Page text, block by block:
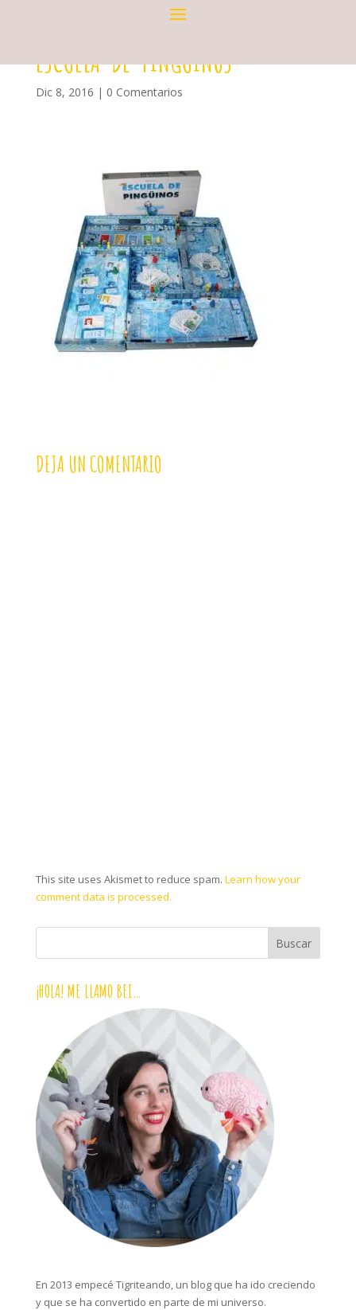
ESCUELA-DE-PINGUINOS
Dic 8, 2016 | 0 Comentarios
DEJA UN COMENTARIO
This site uses Akismet to reduce spam. Learn how your
comment data is processed.
¡HOLA! ME LLAMO BEI…
En 2013 empecé Tigriteando, un blog que ha ido creciendo
y que se ha convertido en parte de mi universo.